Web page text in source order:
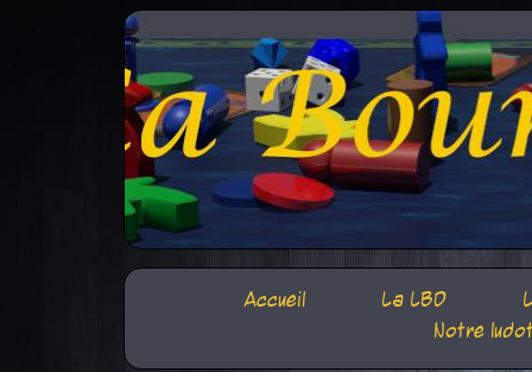
Accueil La LBD
Notre